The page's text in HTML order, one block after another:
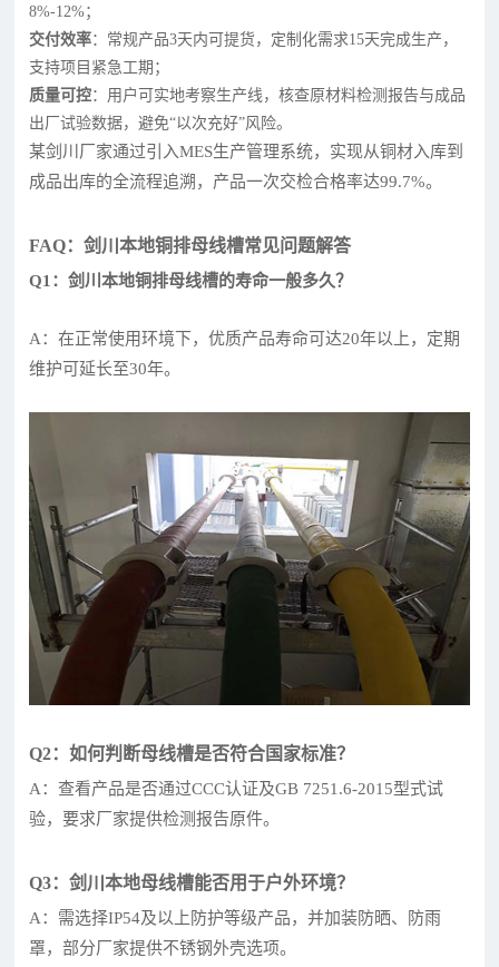
8%-12%；
交付效率：常规产品3天内可提货，定制化需求15天完成生产，
支持项目紧急工期；
质量可控：用户可实地考察生产线，核查原材料检测报告与成品
出厂试验数据，避免“以次充好”风险。
某剑川厂家通过引入MES生产管理系统，实现从铜材入库到
成品出库的全流程追溯，产品一次交检合格率达99.7%。
FAQ：剑川本地铜排母线槽常见问题解答
Q1：剑川本地铜排母线槽的寿命一般多久？
A：在正常使用环境下，优质产品寿命可达20年以上，定期
维护可延长至30年。
Q2：如何判断母线槽是否符合国家标准？
A：查看产品是否通过CCC认证及GB 7251.6-2015型式试
验，要求厂家提供检测报告原件。
Q3：剑川本地母线槽能否用于户外环境？
A：需选择IP54及以上防护等级产品，并加装防晒、防雨
罩，部分厂家提供不锈钢外壳选项。